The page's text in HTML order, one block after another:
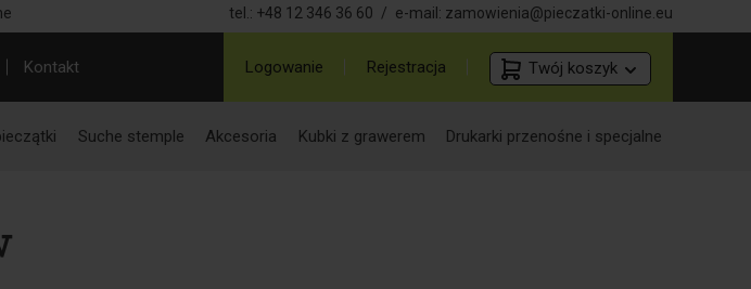
tel.: +48 12 346 36 60 / e-mail: zamowienia@pieczatki-online.eu
Logowanie Rejestracja Twój koszyk
Kontakt
Suche stemple Akcesoria Kubki z grawerem Drukarki przenośne i specjalne